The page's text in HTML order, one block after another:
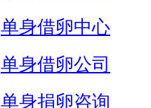
单身借卵中心
单身借卵公司
单身捐卵咨询